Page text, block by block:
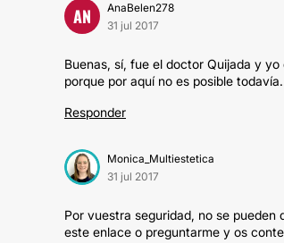
AN
AnaBelen278
31 jul 2017
Buenas, sí, fue el doctor Quijada y
porque por aquí no es posible
Responder
Monica_Multiestetica
31 jul 2017
Por vuestra seguridad, no se
este enlace o preguntarme y os